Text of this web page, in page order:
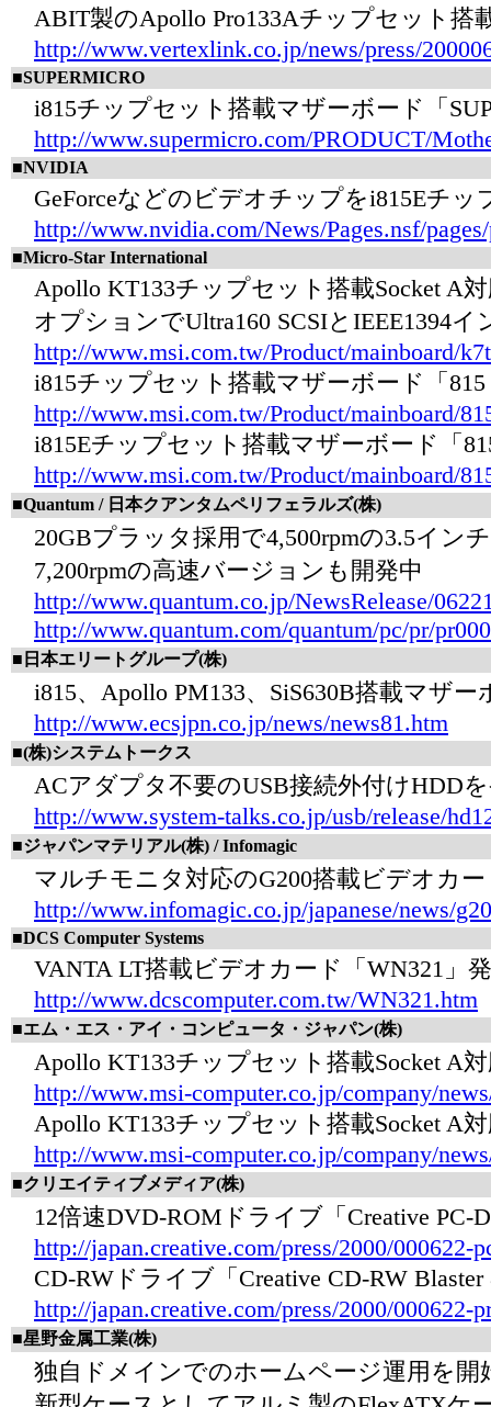
ABIT製のApollo Pro133Aチップセット搭
http://www.vertexlink.co.jp/news/press/
■SUPERMICRO
i815チップセット搭載マザーボード「
http://www.supermicro.com/PRODUCT/
■NVIDIA
GeForceなどのビデオチップをi815Eチッ
http://www.nvidia.com/News/Pages.nsf/
■Micro-Star International
Apollo KT133チップセット搭載Socket A
オプションでUltra160 SCSIとIEEE1394
http://www.msi.com.tw/Product/mainboard/
i815チップセット搭載マザーボード「815
http://www.msi.com.tw/Product/mainboard/
i815Eチップセット搭載マザーボード「
http://www.msi.com.tw/Product/mainboard/
■Quantum / 日本クアンタムペリフェラルズ(株)
20GBプラッタ採用で4,500rpmの3.5イン
7,200rpmの高速バージョンも開発中
http://www.quantum.co.jp/NewsRelease/
http://www.quantum.com/quantum/pc/pr/
■日本エリートグループ(株)
i815、Apollo PM133、SiS630B搭載マザ
http://www.ecsjpn.co.jp/news/news81.htm
■(株)システムトークス
ACアダプタ不要のUSB接続外付けHDD
http://www.system-talks.co.jp/usb/release/
■ジャパンマテリアル(株) / Infomagic
マルチモニタ対応のG200搭載ビデオカ
http://www.infomagic.co.jp/japanese/news/
■DCS Computer Systems
VANTA LT搭載ビデオカード「WN321」
http://www.dcscomputer.com.tw/WN321.htm
■エム・エス・アイ・コンピュータ・ジャパン(株)
Apollo KT133チップセット搭載Socket A
http://www.msi-computer.co.jp/company/
Apollo KT133チップセット搭載Socket A
http://www.msi-computer.co.jp/company/
■クリエイティブメディア(株)
12倍速DVD-ROMドライブ「Creative
http://japan.creative.com/press/2000/000622-
CD-RWドライブ「Creative CD-RW
http://japan.creative.com/press/2000/000622-
■星野金属工業(株)
独自ドメインでのホームページ運用を開